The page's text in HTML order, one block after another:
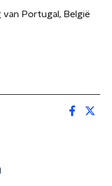
van Portugal, België